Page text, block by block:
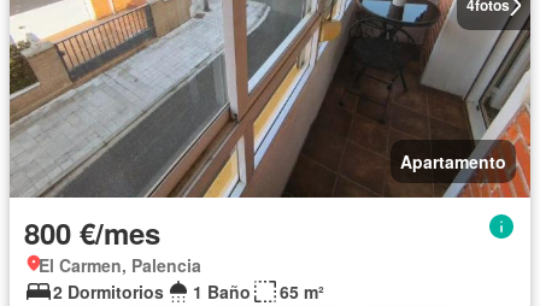
4fotos
Apartamento
800 €/mes
El Carmen, Palencia
2 Dormitorios
1 Baño
65 m²